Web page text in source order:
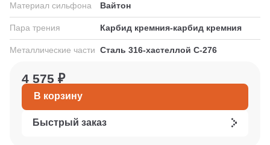
Материал сильфона Вайтон
Пара трения Карбид кремния-карбид кремния
Металлические части Сталь 316-хастеллой С-276
4 575 ₽
В корзину
Быстрый заказ